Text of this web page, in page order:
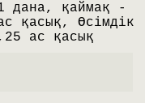
дана, қаймақ -
қасық, Өсімдік
ас қасық